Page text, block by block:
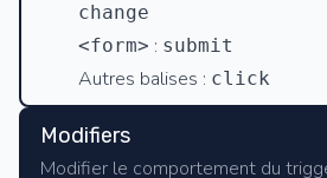
change
<form> : submit
Autres balises : click
Modifiers
Modifier le comportement du